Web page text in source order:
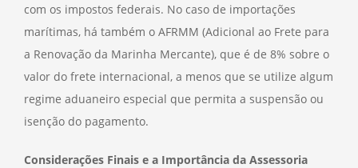
com os impostos federais. No caso de importações
marítimas, há também o AFRMM (Adicional ao Frete para
a Renovação da Marinha Mercante), que é de 8% sobre o
valor do frete internacional, a menos que se utilize algum
regime aduaneiro especial que permita a suspensão ou
isenção do pagamento.
Considerações Finais e a Importância da Assessoria